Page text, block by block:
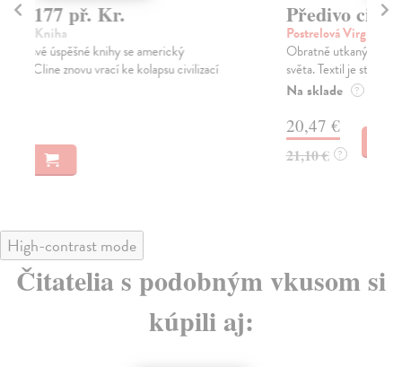
Předivo civilizace
Postrelová Virginia
Obratně utkaný příběh zboží, které ovlivnilo chod
světa. Textil je starý jako civilizace sama.
21,10 €
High-contrast mode
Čitatelia s podobným vkusom si
kúpili aj: